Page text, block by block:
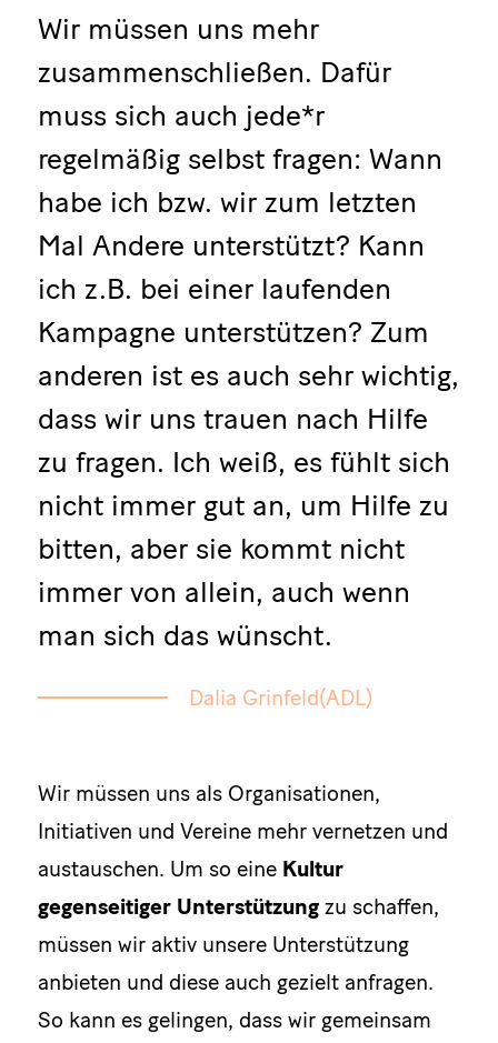
Wir müssen uns mehr
zusammenschließen. Dafür
muss sich auch jede*r
regelmäßig selbst fragen: Wann
habe ich bzw. wir zum letzten
Mal Andere unterstützt? Kann
ich z.B. bei einer laufenden
Kampagne unterstützen? Zum
anderen ist es auch sehr wichtig,
dass wir uns trauen nach Hilfe
zu fragen. Ich weiß, es fühlt sich
nicht immer gut an, um Hilfe zu
bitten, aber sie kommt nicht
immer von allein, auch wenn
man sich das wünscht.
Dalia Grinfeld(ADL)
Wir müssen uns als Organisationen,
Initiativen und Vereine mehr vernetzen und
austauschen. Um so eine Kultur
gegenseitiger Unterstützungzu schaffen,
müssen wir aktiv unsere Unterstützung
anbieten und diese auch gezielt anfragen.
So kann es gelingen, dass wir gemeinsam